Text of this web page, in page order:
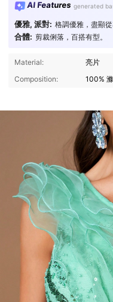
AI Features generated
優雅, 派對: 格調優雅，盡顯從
合體: 剪裁俐落，百搭有型。
Material:
亮片
Composition:
100%